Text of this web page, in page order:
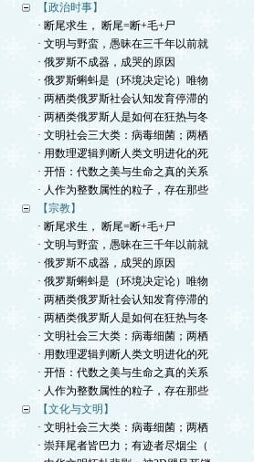
【政治时事】
· 断尾求生， 断尾=断+毛+尸
· 文明与野蛮，愚昧在三千年以前就
· 俄罗斯不成器，成哭的原因
· 俄罗斯蝌蚪是（环境决定论）唯物
· 两栖类俄罗斯社会认知发育停滞的
· 两栖类俄罗斯人是如何在狂热与冬
· 文明社会三大类：病毒细菌；两栖
· 用数理逻辑判断人类文明进化的死
· 开悟：代数之美与生命之真的关系
· 人作为整数属性的粒子，存在那些
【宗教】
· 断尾求生， 断尾=断+毛+尸
· 文明与野蛮，愚昧在三千年以前就
· 俄罗斯不成器，成哭的原因
· 俄罗斯蝌蚪是（环境决定论）唯物
· 两栖类俄罗斯社会认知发育停滞的
· 两栖类俄罗斯人是如何在狂热与冬
· 文明社会三大类：病毒细菌；两栖
· 用数理逻辑判断人类文明进化的死
· 开悟：代数之美与生命之真的关系
· 人作为整数属性的粒子，存在那些
【文化与文明】
· 文明社会三大类：病毒细菌；两栖
· 崇拜尾者皆巴力；有迹者尽烟尘（